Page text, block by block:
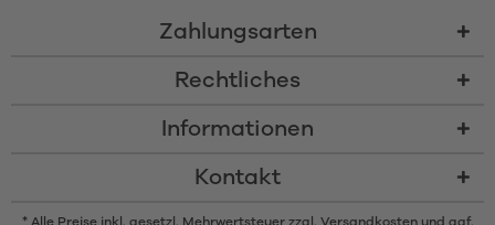
Zahlungsarten
Rechtliches
Informationen
Kontakt
* Alle Preise inkl. gesetzl. Mehrwertsteuer zzgl. Versandkostenund ggf.